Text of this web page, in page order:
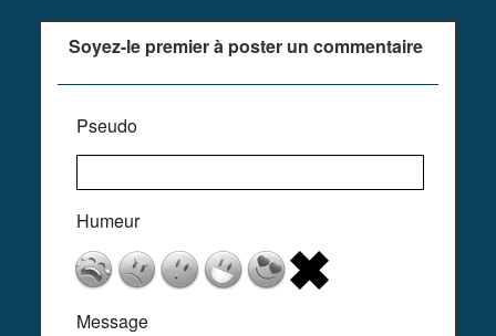
Soyez-le premier à poster un commentaire
Pseudo
Humeur
Message